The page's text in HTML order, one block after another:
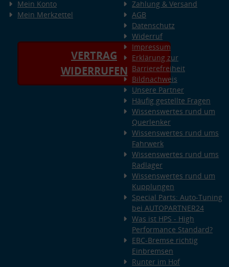
Mein Konto
Mein Merkzettel
VERTRAG
WIDERRUFEN
Zahlung & Versand
AGB
Datenschutz
Widerruf
Impressum
Erklärung zur
Barrierefreiheit
Bildnachweis
Unsere Partner
Häufig gestellte Fragen
Wissenswertes rund um
Querlenker
Wissenswertes rund ums
Fahrwerk
Wissenswertes rund ums
Radlager
Wissenswertes rund um
Kupplungen
Special Parts: Auto-Tuning
bei AUTOPARTNER24
Was ist HPS - High
Performance Standard?
EBC-Bremse richtig
Einbremsen
Runter im Hof